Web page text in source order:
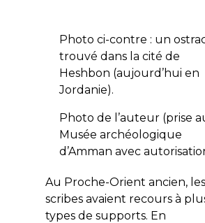
Photo ci-contre : un
trouvé dans la cité de
Heshbon (aujourd’hui en
Jordanie).
Photo de l’auteur (prise
Musée archéologique
d’Amman avec
Au Proche-Orient ancien, les
scribes avaient recours à
types de supports. En